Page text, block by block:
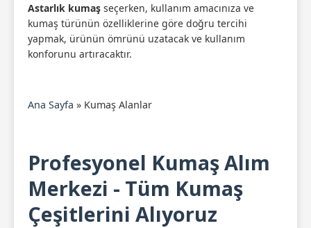
Astarlık kumaş seçerken, kullanım amacınıza ve
kumaş türünün özelliklerine göre doğru tercihi
yapmak, ürünün ömrünü uzatacak ve kullanım
konforunu artıracaktır.
Ana Sayfa » Kumaş Alanlar
Profesyonel Kumaş Alım
Merkezi - Tüm Kumaş
Çeşitlerini Alıyoruz